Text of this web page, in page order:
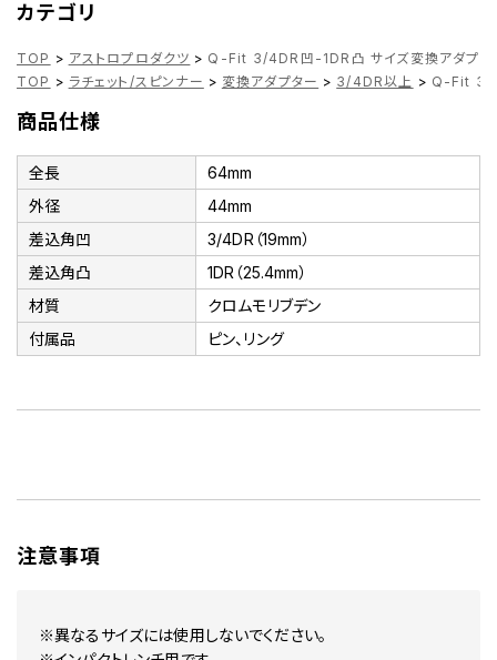
カテゴリ
TOP > アストロプロダクツ > Q-Fit 3/4DR凹-1DR凸 サイズ変換アダプタ
TOP > ラチェット/スピンナー > 変換アダプター > 3/4DR以上 > Q-Fit 3/
商品仕様
全長
64mm
外径
44mm
差込角凹
3/4DR（19mm）
差込角凸
1DR（25.4mm）
材質
クロムモリブデン
付属品
ピン、リング
注意事項
※異なるサイズには使用しないでください。